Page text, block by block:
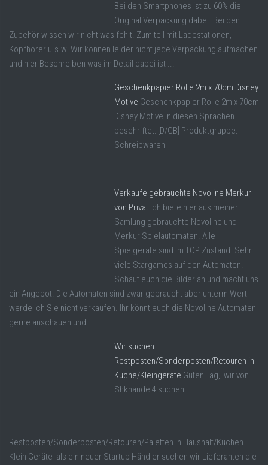
Bei den Smartphones ist zu 60% die
Original Verpackung dabei. Bei den
Zubehör wissen wir nicht was fehlt. Zum teil mit Ladestationen,
Kopfhörer u.s.w. Wir können leider nicht jede Verpackung aufmachen
und hier Beschreiben was im Detail dabei ist ...
Geschenkpapier Rolle 2m x 70cm Disney
Motive Geschenkpapier Rolle 2m x 70cm
Disney Motive In diesen Sprachen
beschriftet: [D/GB] Produktgruppe:
Schreibwaren
Verkaufe gebrauchte Novoline Merkur
von Privat Ich biete hier aus meiner
Samlung gebrauchte Novoline und
Merkur Spielautomaten. Alle
Spielgeräte sind im TOP Zustand. Sehr
viele Stargames auf den Automaten.
Schaut euch die Bilder an und macht uns
ein Angebot. Die Automaten sind zwar gebraucht aber unterm Wert
werde ich Sie nicht verkaufen. Ihr könnt euch die Novoline Automaten
gerne anschauen und ...
Wir suchen
Restposten/Sonderposten/Retouren in
Küche/Kleingeräte Guten Tag, wir von
Shkhandel4 suchen
Restposten/Sonderposten/Retouren/Paletten in Haushalt/Küchen
Klein Geräte als ein neuer Startup Händler suchen wir Lieferanten die